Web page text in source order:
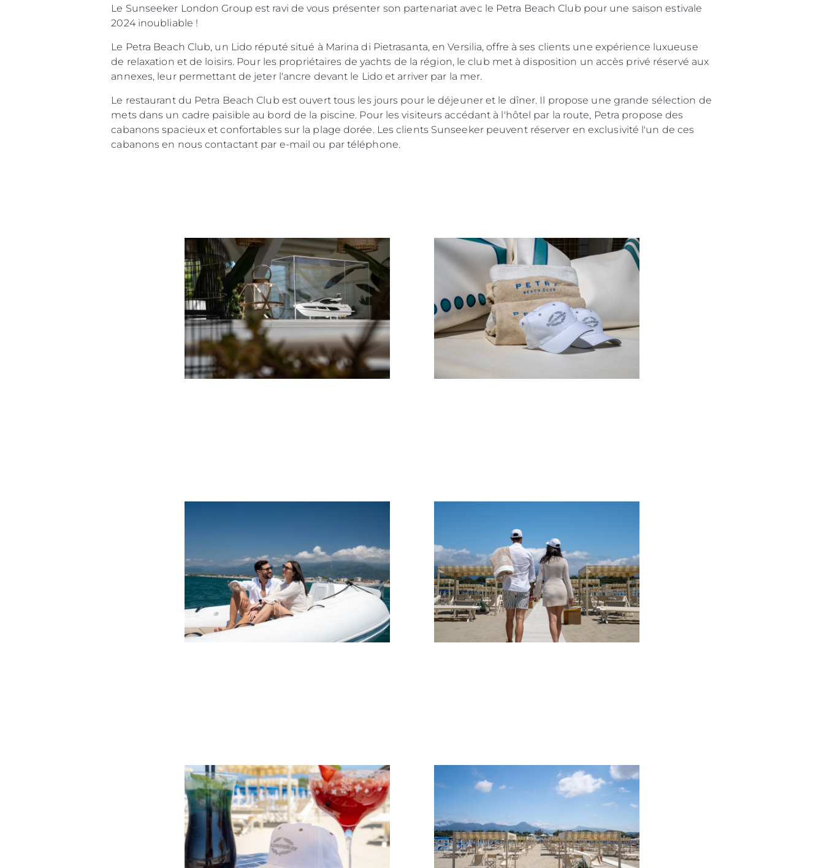
Le Sunseeker London Group est ravi de vous présenter son partenariat avec le Petra Beach Club pour une saison estivale
2024 inoubliable !
Le Petra Beach Club, un Lido réputé situé à Marina di Pietrasanta, en Versilia, offre à ses clients une expérience luxueuse
de relaxation et de loisirs. Pour les propriétaires de yachts de la région, le club met à disposition un accès privé réservé aux
annexes, leur permettant de jeter l'ancre devant le Lido et arriver par la mer.
Le restaurant du Petra Beach Club est ouvert tous les jours pour le déjeuner et le dîner. Il propose une grande sélection de
mets dans un cadre paisible au bord de la piscine. Pour les visiteurs accédant à l'hôtel par la route, Petra propose des
cabanons spacieux et confortables sur la plage dorée. Les clients Sunseeker peuvent réserver en exclusivité l'un de ces
cabanons en nous contactant par e-mail ou par téléphone.
Information
Plan Du Site
Contact
Préférences De Cookies
Droits Juridiques
POLITIQUE DE
CONFIDENTIALITÉ
LA CHARTE SUR
L'ESCLAVAGE MODERNE
TERMES ET CONDITIONS
POLITIQUE DE COOKIES
RECRUTEMENT
La Société
Charter - Location
Nouvelles
Événements
L'innovation
Notre Équipe